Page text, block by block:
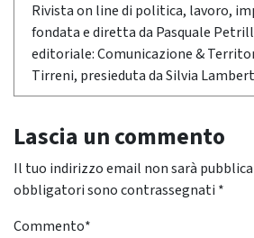
Rivista on line di politica, lavoro,
fondata e diretta da Pasquale
editoriale: Comunicazione &
Tirreni, presieduta da Silvia
Lascia un commento
Il tuo indirizzo email non sarà
obbligatori sono contrassegnati *
Commento*